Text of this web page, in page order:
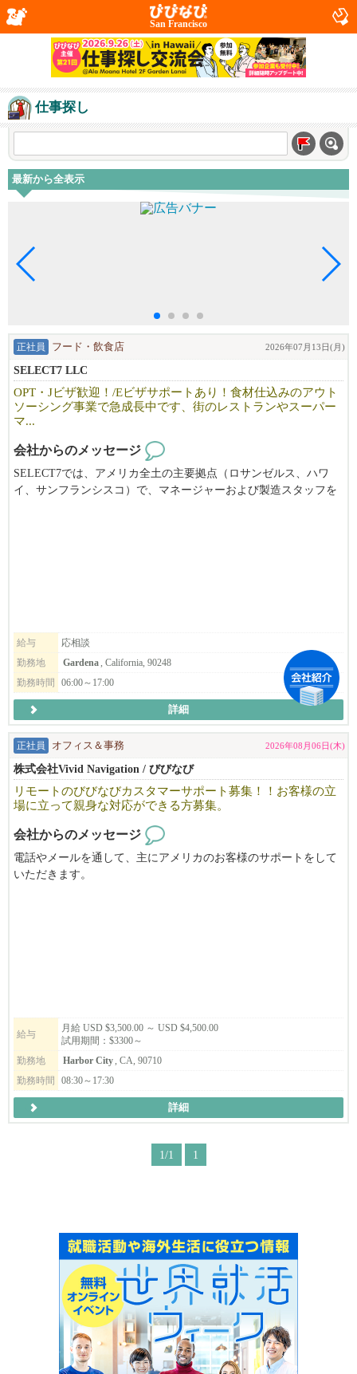
San Francisco
仕事探し
最新から全表示
正社員 フード・飲食店 2026年07月13日(月)
SELECT7 LLC
OPT・Jビザ歓迎！/Eビザサポートあり！食材仕込みのアウト
ソーシング事業で急成長中です、街のレストランやスーパー
マ...
会社からのメッセージ
SELECT7では、アメリカ全土の主要拠点（ロサンゼルス、ハワ
イ、サンフランシスコ）で、マネージャーおよび製造スタッフを
ある人材をより集中させられるよう、野菜などの食材を下ごしら
えした商品をフレッシュな状態のままお届けするサービスを提供
給与
応相談
勤務地
Gardena, California, 90248
勤務時間
06:00～17:00
詳細
正社員 オフィス＆事務 2026年08月06日(木)
株式会社Vivid Navigation / びびなび
リモートのびびなびカスタマーサポート募集！！お客様の立
場に立って親身な対応ができる方募集。
会社からのメッセージ
電話やメールを通して、主にアメリカのお客様のサポートをして
いただきます。
給与
月給 USD $3,500.00 ～ USD $4,500.00
試用期間：$3300～
勤務地
Harbor City , CA, 90710
勤務時間
08:30～17:30
詳細
1/1 1